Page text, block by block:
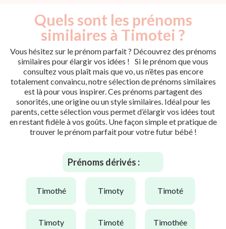
Quels sont les prénoms
similaires à Timotei ?
Vous hésitez sur le prénom parfait ? Découvrez des prénoms
similaires pour élargir vos idées ! Si le prénom que vous
consultez vous plaît mais que vo, us n’êtes pas encore
totalement convaincu, notre sélection de prénoms similaires
est là pour vous inspirer. Ces prénoms partagent des
sonorités, une origine ou un style similaires. Idéal pour les
parents, cette sélection vous permet d’élargir vos idées tout
en restant fidèle à vos goûts. Une façon simple et pratique de
trouver le prénom parfait pour votre futur bébé !
Prénoms dérivés :
timothé timoty timoté
timoty timoté timothée